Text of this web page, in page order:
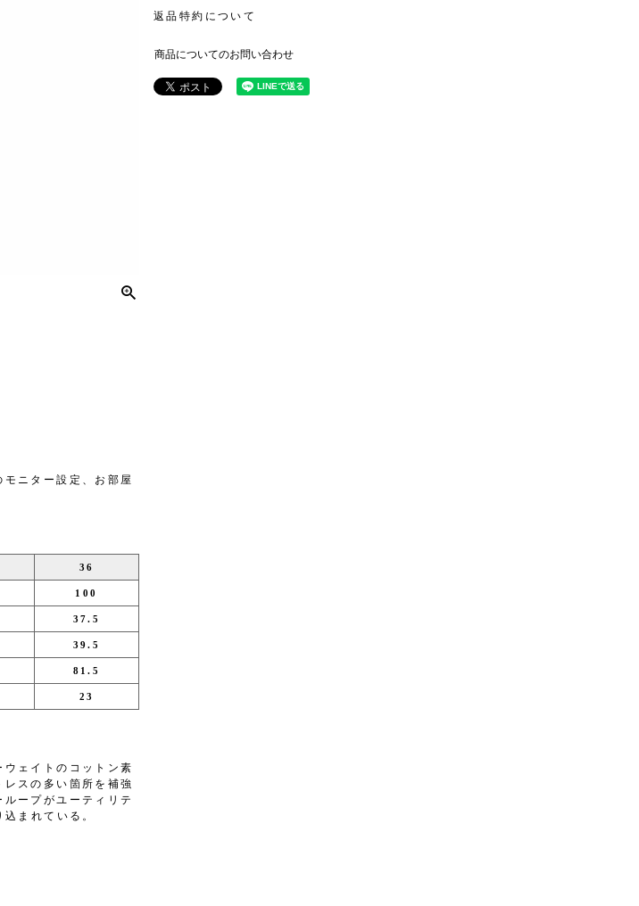
ニター設定、お部屋
36
100
37.5
39.5
81.5
23
ェイトのコットン素
スの多い箇所を補強
ープがユーティリテ
まれている。
返品特約について
商品についてのお問い合わせ